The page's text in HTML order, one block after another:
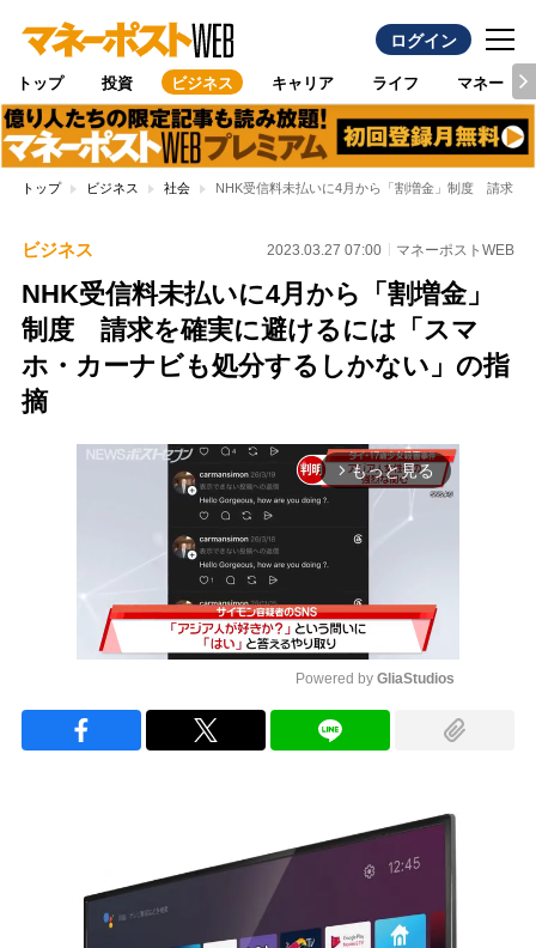
ログイン
トップ 投資 ビジネス キャリア ライフ マネー
トップ ビジネス 社会 NHK受信料未払いに4月から「割増金」制度 請求を
ビジネス 2023.03.27 07:00 マネーポストWEB
NHK受信料未払いに4月から「割増金」
制度 請求を確実に避けるには「スマ
ホ・カーナビも処分するしかない」の指
摘
arrow_forward_ios もっと見る
Powered by GliaStudios